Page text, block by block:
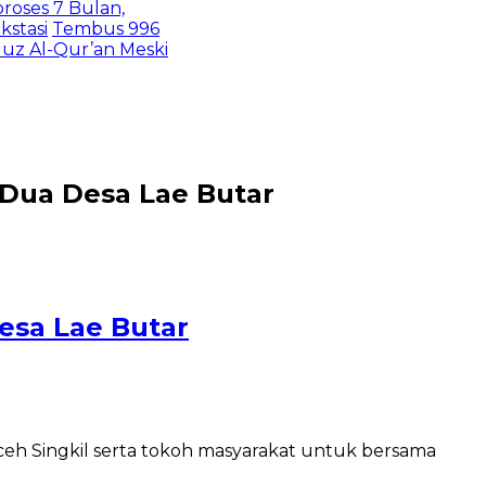
7 Bulan,
Tembus 996
Qur’an Meski
Desa Lae Butar
Lae Butar
Singkil serta tokoh masyarakat untuk bersama